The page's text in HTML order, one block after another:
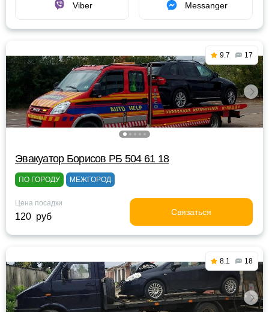
Viber Messanger
9.7 17
Эвакуатор Борисов РБ 504 61 18
ПО ГОРОДУ МЕЖГОРОД
Цена посадки
120 руб Связаться
8.1 18